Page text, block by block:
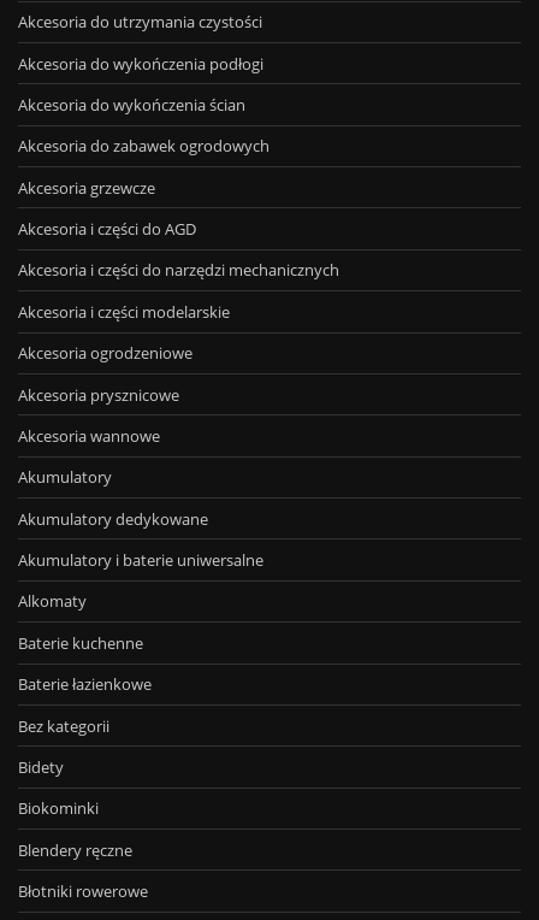
Akcesoria do utrzymania czystości
Akcesoria do wykończenia podłogi
Akcesoria do wykończenia ścian
Akcesoria do zabawek ogrodowych
Akcesoria grzewcze
Akcesoria i części do AGD
Akcesoria i części do narzędzi mechanicznych
Akcesoria i części modelarskie
Akcesoria ogrodzeniowe
Akcesoria prysznicowe
Akcesoria wannowe
Akumulatory
Akumulatory dedykowane
Akumulatory i baterie uniwersalne
Alkomaty
Baterie kuchenne
Baterie łazienkowe
Bez kategorii
Bidety
Biokominki
Blendery ręczne
Błotniki rowerowe